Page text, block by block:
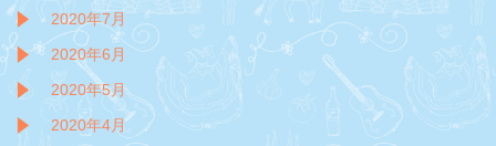
2020年7月
2020年6月
2020年5月
2020年4月